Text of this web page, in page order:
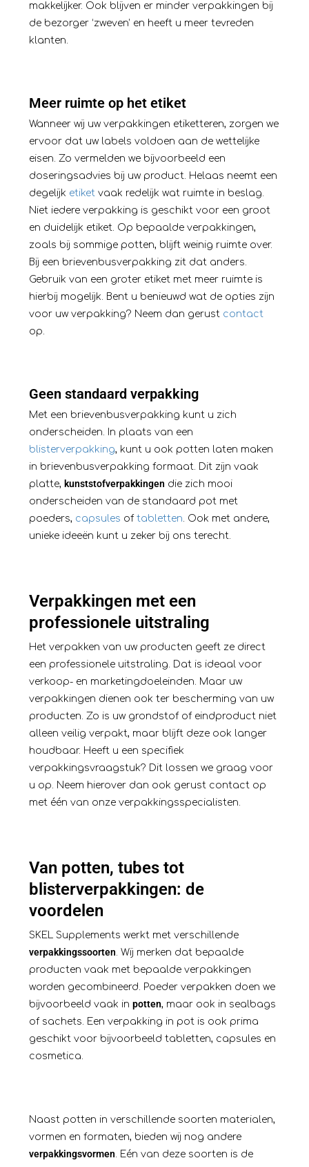
makkelijker. Ook blijven er minder verpakkingen bij
de bezorger ‘zweven’ en heeft u meer tevreden
klanten.
Meer ruimte op het etiket
Wanneer wij uw verpakkingen etiketteren, zorgen we
ervoor dat uw labels voldoen aan de wettelijke
eisen. Zo vermelden we bijvoorbeeld een
doseringsadvies bij uw product. Helaas neemt een
degelijk etiketvaak redelijk wat ruimte in beslag.
Niet iedere verpakking is geschikt voor een groot
en duidelijk etiket. Op bepaalde verpakkingen,
zoals bij sommige potten, blijft weinig ruimte over.
Bij een brievenbusverpakking zit dat anders.
Gebruik van een groter etiket met meer ruimte is
hierbij mogelijk. Bent u benieuwd wat de opties zijn
voor uw verpakking? Neem dan gerust contact
op.
Geen standaard verpakking
Met een brievenbusverpakking kunt u zich
onderscheiden. In plaats van een
blisterverpakking, kunt u ook potten laten maken
in brievenbusverpakking formaat. Dit zijn vaak
platte, kunststofverpakkingen die zich mooi
onderscheiden van de standaard pot met
poeders, capsules of tabletten. Ook met andere,
unieke ideeën kunt u zeker bij ons terecht.
Verpakkingen met een
professionele uitstraling
Het verpakken van uw producten geeft ze direct
een professionele uitstraling. Dat is ideaal voor
verkoop- en marketingdoeleinden. Maar uw
verpakkingen dienen ook ter bescherming van uw
producten. Zo is uw grondstof of eindproduct niet
alleen veilig verpakt, maar blijft deze ook langer
houdbaar. Heeft u een specifiek
verpakkingsvraagstuk? Dit lossen we graag voor
u op. Neem hierover dan ook gerust contactop
met één van onze verpakkingsspecialisten.
Van potten, tubes tot
blisterverpakkingen: de
voordelen
SKEL Supplements werkt met verschillende
verpakkingssoorten. Wij merken dat bepaalde
producten vaak met bepaalde verpakkingen
worden gecombineerd. Poeder verpakken doen we
bijvoorbeeld vaak in potten, maar ook in sealbags
of sachets. Een verpakking in pot is ook prima
geschikt voor bijvoorbeeld tabletten, capsules en
cosmetica.
Naast potten in verschillende soorten materialen,
vormen en formaten, bieden wij nog andere
verpakkingsvormen. Eén van deze soorten is de